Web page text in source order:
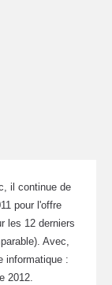
il continue de
pour l'offre
les 12 derniers
Avec,
informatique :
2012.